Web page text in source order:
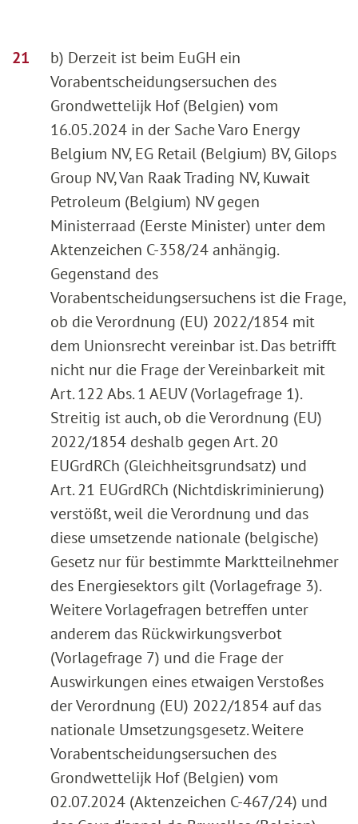
b) Derzeit ist beim EuGH ein
Vorabentscheidungsersuchen des
Grondwettelijk Hof (Belgien) vom
16.05.2024 in der Sache Varo Energy
Belgium NV, EG Retail (Belgium) BV, Gilops
Group NV, Van Raak Trading NV, Kuwait
Petroleum (Belgium) NV gegen
Ministerraad (Eerste Minister) unter dem
Aktenzeichen C-358/24 anhängig.
Gegenstand des
Vorabentscheidungsersuchens ist die Frage,
ob die Verordnung (EU) 2022/1854 mit
dem Unionsrecht vereinbar ist. Das betrifft
nicht nur die Frage der Vereinbarkeit mit
Art. 122 Abs. 1 AEUV (Vorlagefrage 1).
Streitig ist auch, ob die Verordnung (EU)
2022/1854 deshalb gegen Art. 20
EUGrdRCh (Gleichheitsgrundsatz) und
Art. 21 EUGrdRCh (Nichtdiskriminierung)
verstößt, weil die Verordnung und das
diese umsetzende nationale (belgische)
Gesetz nur für bestimmte Marktteilnehmer
des Energiesektors gilt (Vorlagefrage 3).
Weitere Vorlagefragen betreffen unter
anderem das Rückwirkungsverbot
(Vorlagefrage 7) und die Frage der
Auswirkungen eines etwaigen Verstoßes
der Verordnung (EU) 2022/1854 auf das
nationale Umsetzungsgesetz. Weitere
Vorabentscheidungsersuchen des
Grondwettelijk Hof (Belgien) vom
02.07.2024 (Aktenzeichen C-467/24) und